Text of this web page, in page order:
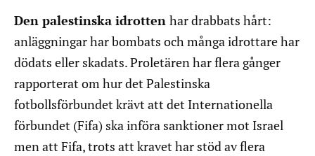
Den palestinska idrotten har drabbats hårt:
anläggningar har bombats och många idrottare har
dödats eller skadats. Proletären har flera gånger
rapporterat om hur det Palestinska
fotbollsförbundet krävt att det Internationella
förbundet (Fifa) ska införa sanktioner mot Israel
men att Fifa, trots att kravet har stöd av flera